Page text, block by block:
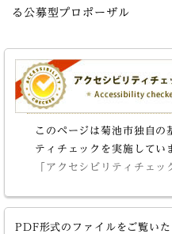
る公募型プロポーザル
このページは菊池市独自の
ティチェックを実施してい
「アクセシビリティチェ
PDF形式のファイルをご覧い